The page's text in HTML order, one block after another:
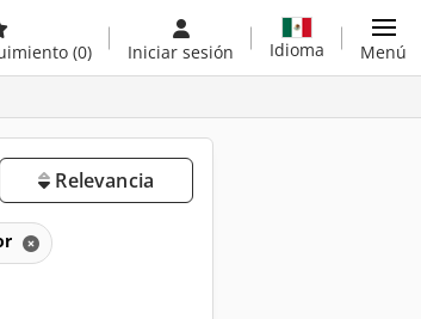
(0) Iniciar sesión Idioma Menú
Relevancia